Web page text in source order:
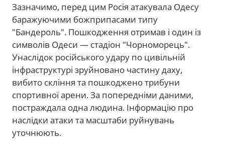
Зазначимо, перед цим Росія атакувала Одесу
баражуючими божприпасами типу
"Бандероль". Пошкодження отримав і один із
символів Одеси — стадіон "Чорноморець".
Унаслідок російського удару по цивільній
інфраструктурі зруйновано частину даху,
вибито скління та пошкоджено трибуни
спортивної арени. За попередніми даними,
постраждала одна людина. Інформацію про
наслідки атаки та масштаби руйнувань
уточнюють.